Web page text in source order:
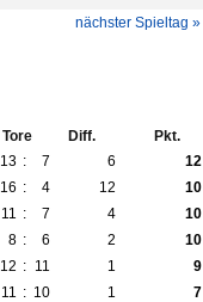
nächster Spieltag »
Tore Diff.
Pkt.
13 : 7 6
12
16 : 4 12
10
11 : 7 4
10
8 : 6 2
10
12 : 11 1
9
11 : 10 1
7